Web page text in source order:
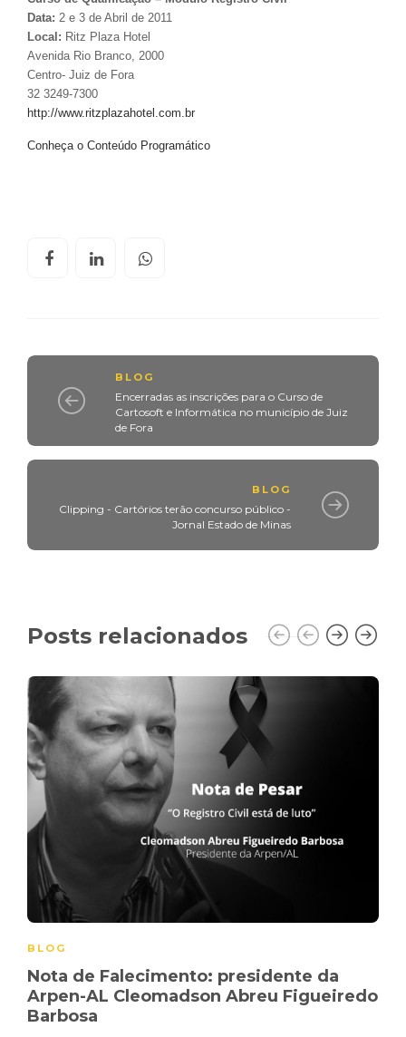
Data: 2 e 3 de Abril de 2011
Local: Ritz Plaza Hotel
Avenida Rio Branco, 2000
Centro- Juiz de Fora
32 3249-7300
http://www.ritzplazahotel.com.br
Conheça o Conteúdo Programático
BLOG
Encerradas as inscrições para o Curso de
Cartosoft e Informática no município de Juiz
de Fora
BLOG
Clipping - Cartórios terão concurso público -
Jornal Estado de Minas
Posts relacionados
BLOG
Nota de Falecimento: presidente da
Arpen-AL Cleomadson Abreu Figueiredo
Barbosa